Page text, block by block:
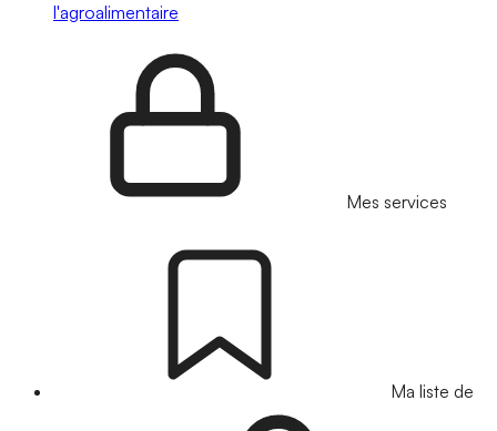
l'agroalimentaire
Mes services
Ma liste de